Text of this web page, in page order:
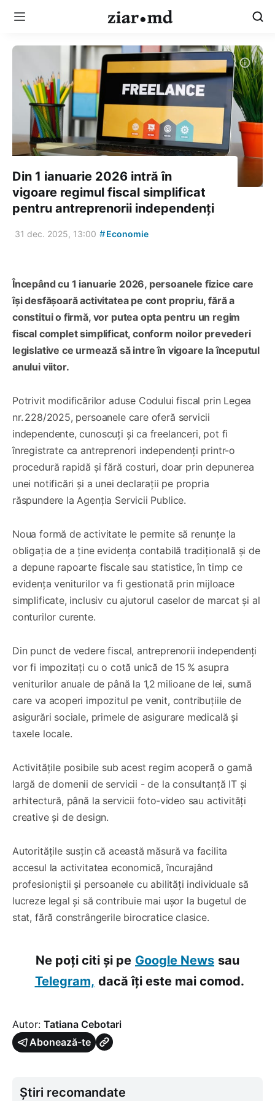
Din 1 ianuarie 2026 intră în
vigoare regimul fiscal simplificat
pentru antreprenorii independenți
31 dec. 2025, 13:00 #Economie
Începând cu 1 ianuarie 2026, persoanele fizice care
își desfășoară activitatea pe cont propriu, fără a
constitui o firmă, vor putea opta pentru un regim
fiscal complet simplificat, conform noilor prevederi
legislative ce urmează să intre în vigoare la începutul
anului viitor.
Potrivit modificărilor aduse Codului fiscal prin Legea
nr. 228/2025, persoanele care oferă servicii
independente, cunoscuți și ca freelanceri, pot fi
înregistrate ca antreprenori independenți printr-o
procedură rapidă și fără costuri, doar prin depunerea
unei notificări și a unei declarații pe propria
răspundere la Agenția Servicii Publice.
Noua formă de activitate le permite să renunțe la
obligația de a ține evidența contabilă tradițională și de
a depune rapoarte fiscale sau statistice, în timp ce
evidența veniturilor va fi gestionată prin mijloace
simplificate, inclusiv cu ajutorul caselor de marcat și al
conturilor curente.
Din punct de vedere fiscal, antreprenorii independenți
vor fi impozitați cu o cotă unică de 15 % asupra
veniturilor anuale de până la 1,2 milioane de lei, sumă
care va acoperi impozitul pe venit, contribuțiile de
asigurări sociale, primele de asigurare medicală și
taxele locale.
Activitățile posibile sub acest regim acoperă o gamă
largă de domenii de servicii - de la consultanță IT și
arhitectură, până la servicii foto‑video sau activități
creative și de design.
Autoritățile susțin că această măsură va facilita
accesul la activitatea economică, încurajând
profesioniștii și persoanele cu abilități individuale să
lucreze legal și să contribuie mai ușor la bugetul de
stat, fără constrângerile birocratice clasice.
Ne poți citi și pe Google News sau
Telegram, dacă îți este mai comod.
Autor: Tatiana Cebotari
Abonează-te
Știri recomandate